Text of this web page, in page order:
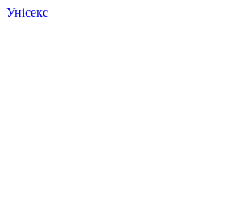
Унісекс